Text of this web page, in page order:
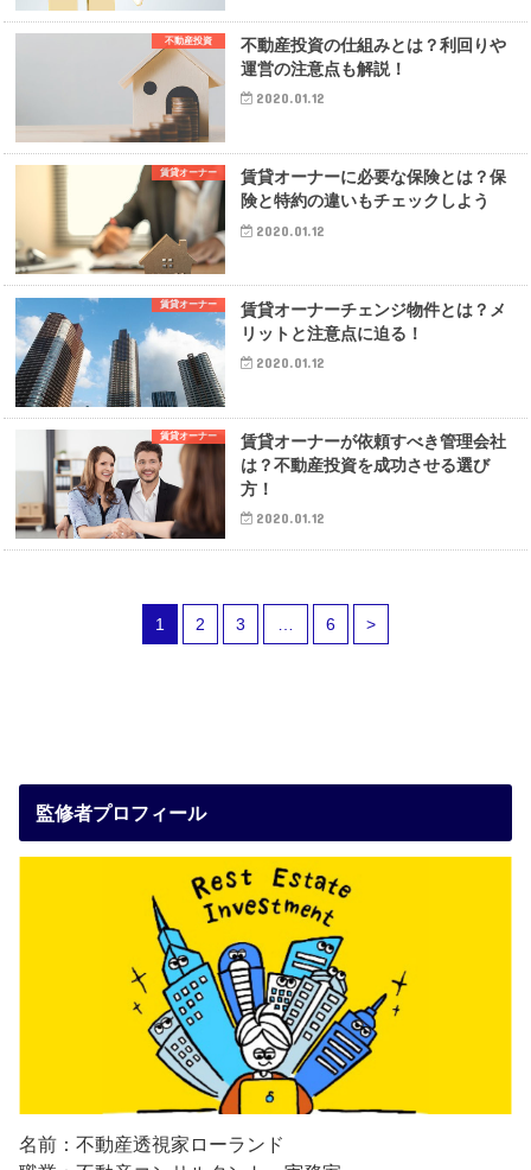
不動産投資
不動産投資の仕組みとは？利回りや
運営の注意点も解説！
2020.01.12
賃貸オーナー
賃貸オーナーに必要な保険とは？保
険と特約の違いもチェックしよう
2020.01.12
賃貸オーナー
賃貸オーナーチェンジ物件とは？メ
リットと注意点に迫る！
2020.01.12
賃貸オーナー
賃貸オーナーが依頼すべき管理会社
は？不動産投資を成功させる選び
方！
2020.01.12
1 2 3 … 6 >
監修者プロフィール
名前：不動産透視家ローランド